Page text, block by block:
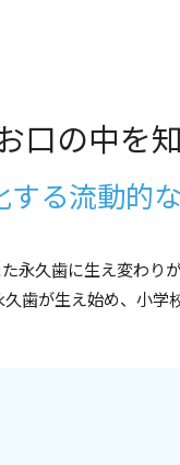
口の中を
る流動的
久歯に生え変わり
歯が生え始め、小学